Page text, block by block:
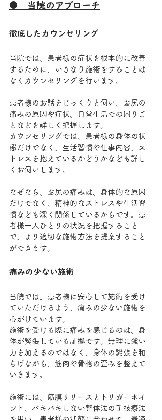
●　当院のアプローチ
徹底したカウンセリング
当院では、患者様の症状を根本的に改善
するために、いきなり施術をすることは
なくカウンセリングを行います。
患者様のお話をじっくりと伺い、お尻の
痛みの原因や症状、日常生活での困りご
となどを詳しく把握します。
カウンセリングでは、患者様の身体の状
態だけでなく、生活習慣や仕事内容、ス
トレスを抱えているかどうかなども詳し
くお伺いします。
なぜなら、お尻の痛みは、身体的な原因
だけでなく、精神的なストレスや生活習
慣なども深く関係しているからです。患
者様一人ひとりの状況を把握すること
で、より適切な施術方法を提案すること
ができます。
痛みの少ない施術
当院では、患者様に安心して施術を受け
ていただけるよう、痛みの少ない施術を
心がけています。
施術を受ける際に痛みを感じるのは、身
体が緊張している証拠です。無理に強い
力を加えるのではなく、身体の緊張を和
らげながら、筋肉や骨格の歪みを整えて
いきます。
施術には、筋膜リリースとトリガーポイ
ント、バキバキしない整体法の手技療法